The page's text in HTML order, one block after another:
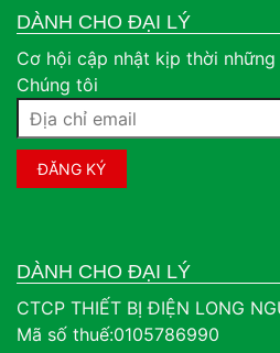
DÀNH CHO ĐẠI LÝ
Cơ hội cập nhật kịp thời
Chúng tôi
DÀNH CHO ĐẠI LÝ
CTCP THIẾT BỊ ĐIỆN LONG
Mã số thuế:0105786990